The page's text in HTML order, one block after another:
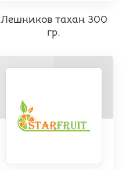
Лешников тахан 300
гр.